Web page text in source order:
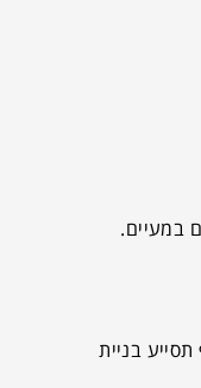
במעיים.
בניית